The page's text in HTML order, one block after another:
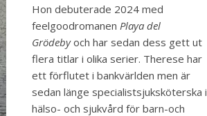
Hon debuterade 2024 med
feelgoodromanen Playa del
Grödebyoch har sedan dess gett ut
flera titlar i olika serier. Therese har
ett förflutet i bankvärlden men är
sedan länge specialistsjuksköterska i
hälso- och sjukvård för barn-och